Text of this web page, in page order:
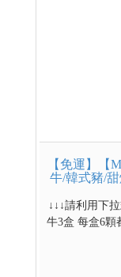
【免運】【
牛/韓式豬/
↓↓↓請利用下
牛3盒 每盒6顆
吃的到 大份
製作而成 品